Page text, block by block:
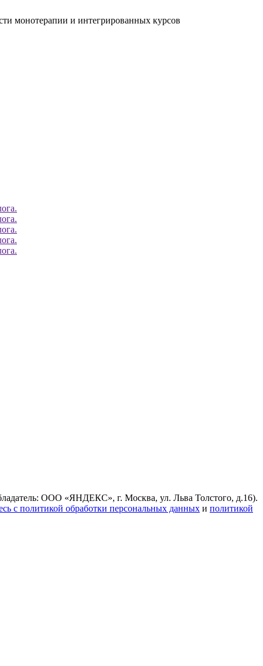
монотерапии и интегрированных курсов
ООО «ЯНДЕКС», г. Москва, ул. Льва Толстого, д.16).
с политикой обработки персональных данных и политикой